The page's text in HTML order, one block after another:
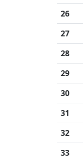
26
27
28
29
30
31
32
33